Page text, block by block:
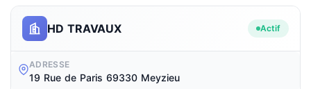
HD TRAVAUX Actif
ADRESSE
19 Rue de Paris 69330 Meyzieu